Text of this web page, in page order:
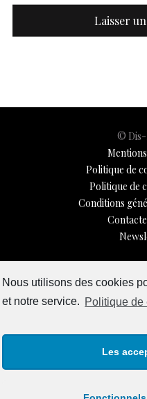
Nous utilisons des cookies
et notre service. Politique de
Les
©
Politique de
Politique de
Conditions